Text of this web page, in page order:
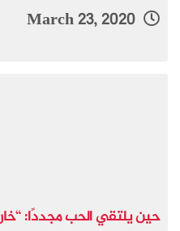
حين يلتقي الحب مجددًا: